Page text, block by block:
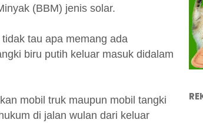
(BBM) jenis solar.
tau apa memang ada
biru putih keluar masuk didalam
mobil truk maupun mobil tangki
di jalan wulan dari keluar